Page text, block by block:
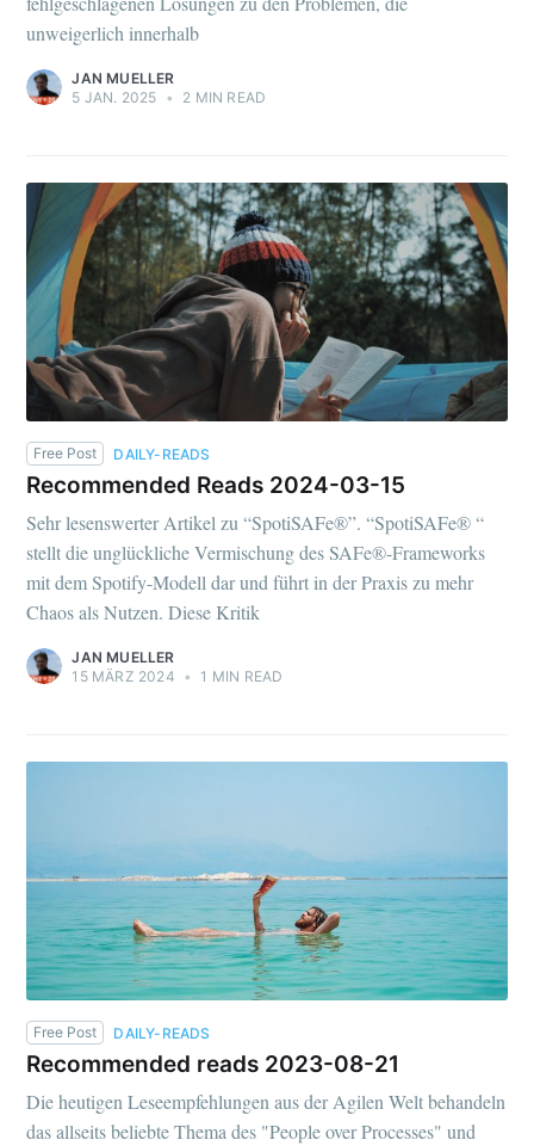
unweigerlich innerhalb
JAN MUELLER
5 JAN. 2025 • 2 MIN READ
Free Post DAILY-READS
Recommended Reads 2024-03-15
Sehr lesenswerter Artikel zu “SpotiSAFe®”. “SpotiSAFe® “
stellt die unglückliche Vermischung des SAFe®-Frameworks
mit dem Spotify-Modell dar und führt in der Praxis zu mehr
Chaos als Nutzen. Diese Kritik
JAN MUELLER
15 MÄRZ 2024 • 1 MIN READ
Free Post DAILY-READS
Recommended reads 2023-08-21
Die heutigen Leseempfehlungen aus der Agilen Welt behandeln
das allseits beliebte Thema des "People over Processes" und